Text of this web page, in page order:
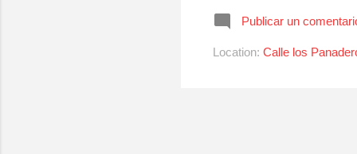
Publicar un
Location: Calle los